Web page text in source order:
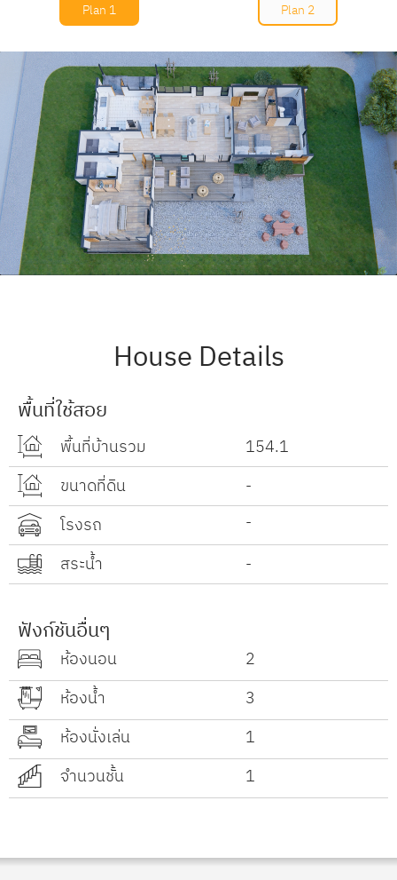
Plan 1 Plan 2
House Details
พื้นที่ใช้สอย
พื้นที่บ้านรวม
154.1
ขนาดที่ดิน
-
โรงรถ
-
สระน้ำ -
ฟังก์ชันอื่นๆ
ห้องนอน
2
ห้องน้ำ
3
ห้องนั่งเล่น
1
จำนวนชั้น
1